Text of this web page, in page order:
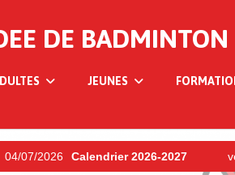
DE BADMINTON
JEUNES
07/2026 Calendrier 2026-2027